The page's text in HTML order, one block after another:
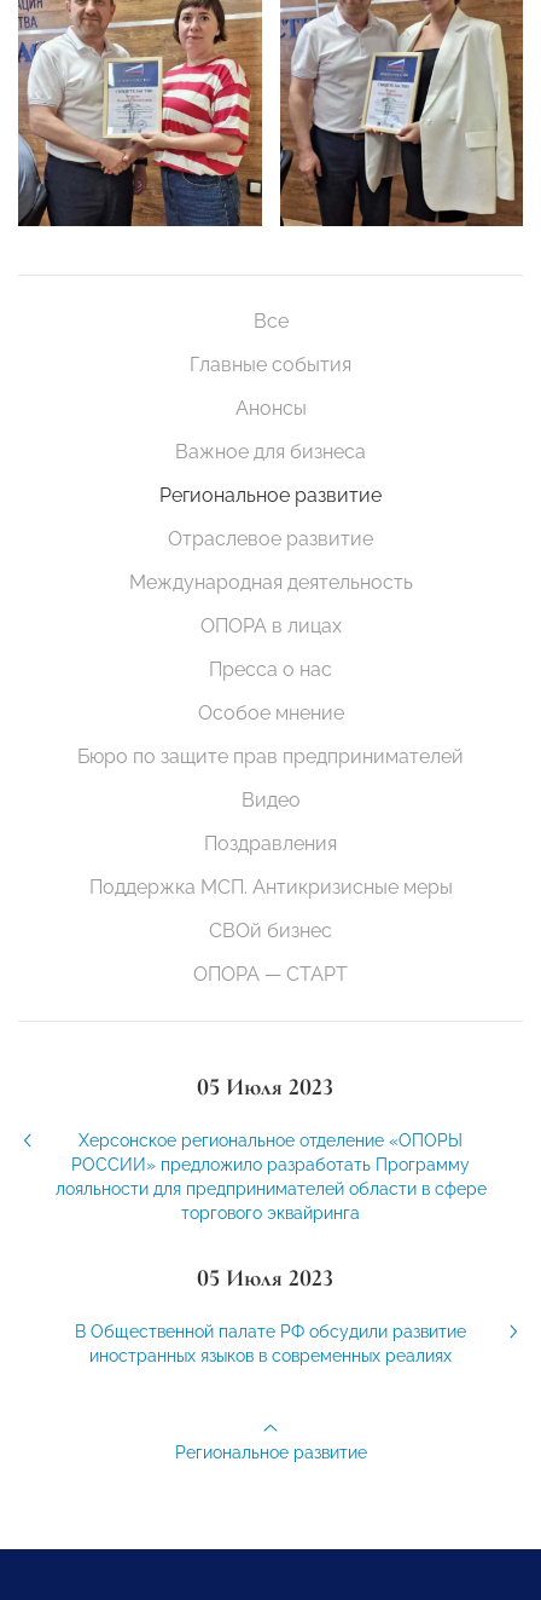
Все
Главные события
Анонсы
Важное для бизнеса
Региональное развитие
Отраслевое развитие
Международная деятельность
ОПОРА в лицах
Пресса о нас
Особое мнение
Бюро по защите прав предпринимателей
Видео
Поздравления
Поддержка МСП. Антикризисные меры
СВОй бизнес
ОПОРА — СТАРТ
05 Июля 2023
Херсонское региональное отделение «ОПОРЫ
РОССИИ» предложило разработать Программу
лояльности для предпринимателей области в сфере
торгового эквайринга
05 Июля 2023
В Общественной палате РФ обсудили развитие
иностранных языков в современных реалиях
Региональное развитие